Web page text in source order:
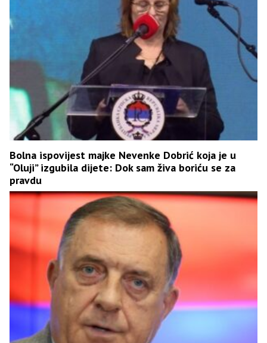
Bolna ispovijest majke Nevenke Dobrić koja je u
“Oluji” izgubila dijete: Dok sam živa boriću se za
pravdu